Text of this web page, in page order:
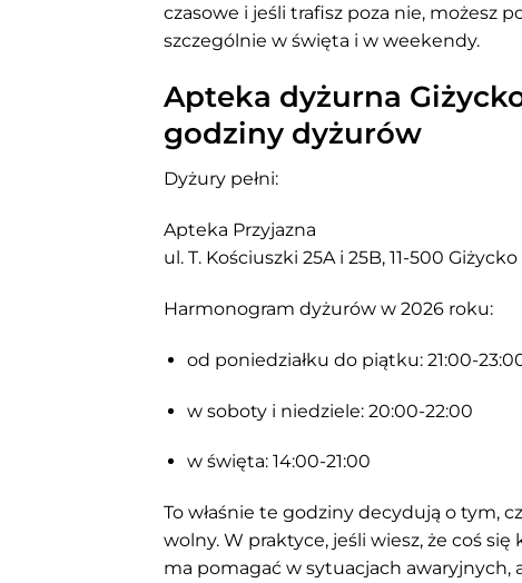
czasowe i jeśli trafisz poza nie, możesz
szczególnie w święta i w weekendy.
Apteka dyżurna
godziny dyżurów
Dyżury pełni:
Apteka Przyjazna
ul. T. Kościuszki 25A i 25B, 11-500 Giżycko
Harmonogram dyżurów w 2026 roku:
od poniedziałku do piątku: 21:00-
w soboty i niedziele: 20:00-22:00
w święta: 14:00-21:00
To właśnie te godziny decydują o tym,
wolny. W praktyce, jeśli wiesz, że coś
ma pomagać w sytuacjach awaryjnych,